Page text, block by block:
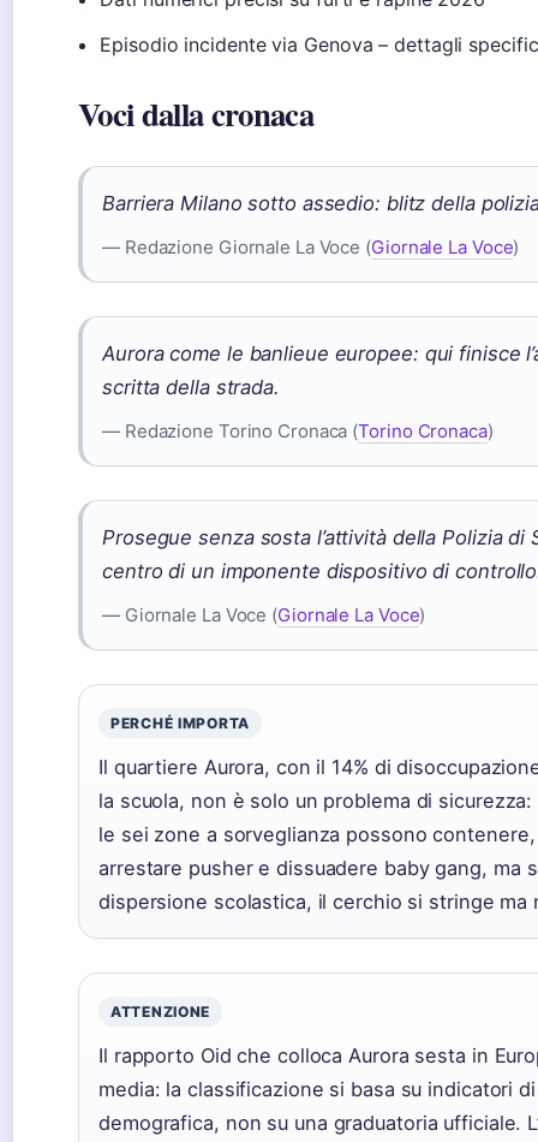
Episodio incidente via Genova – dettagli
Voci dalla cronaca
Barriera Milano sotto assedio: blitz della
— Redazione Giornale La Voce (Giornale La Voce)
Aurora come le banlieue europee: qui finisce
scritta della strada.
— Redazione Torino Cronaca (Torino Cronaca)
Prosegue senza sosta l’attività della Polizia
centro di un imponente dispositivo di
— Giornale La Voce (Giornale La Voce)
PERCHÉ IMPORTA
Il quartiere Aurora, con il 14% di
la scuola, non è solo un problema di
le sei zone a sorveglianza possono
arrestare pusher e dissuadere baby gang, ma
dispersione scolastica, il cerchio si stringe ma
ATTENZIONE
Il rapporto Oid che colloca Aurora sesta in
media: la classificazione si basa su indicatori
demografica, non su una graduatoria ufficiale.